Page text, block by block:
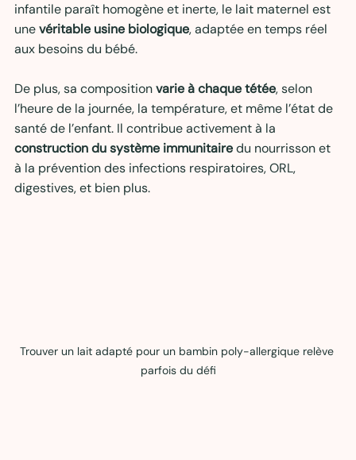
infantile paraît homogène et inerte, le lait maternel est
une véritable usine biologique, adaptée en temps réel
aux besoins du bébé.
De plus, sa composition varie à chaque tétée, selon
l’heure de la journée, la température, et même l’état de
santé de l’enfant. Il contribue activement à la
construction du système immunitaire du nourrisson et
à la prévention des infections respiratoires, ORL,
digestives, et bien plus.
Trouver un lait adapté pour un bambin poly-allergique relève
parfois du défi